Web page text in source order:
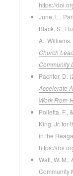
https://
June, L.,
Black, S.,
A., Williams,
Church
Community
Pachter, D.
Accelerate
Work-From-
Polletta, F.,
King, Jr. for
in the
https://
Watt, W.
Community